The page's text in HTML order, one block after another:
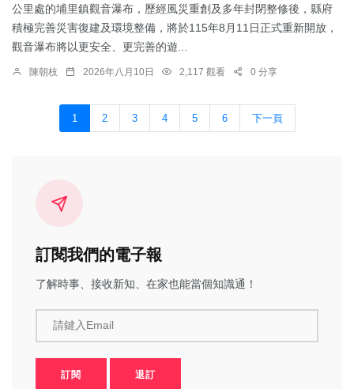
公里處的埔里鎮觀音瀑布，歷經風災重創及多年封閉整修後，縣府
積極完善災害復建及環境整備，將於115年8月11日正式重新開放，
觀音瀑布將以更安全、更完善的遊...
陳朝枝 2026年八月10日 2,117 觀看 0 分享
1 2 3 4 5 6 下一頁
訂閱我們的電子報
了解時事、接收新知、在家也能當個知識通！
請鍵入Email
訂閱 退訂